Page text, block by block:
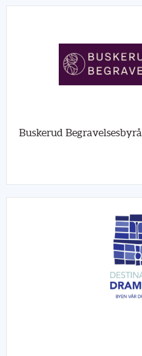
Buskerud Begravelsesbyrå